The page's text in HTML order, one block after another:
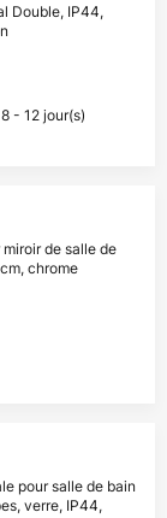
Double, IP44,
- 12 jour(s)
de salle de
chrome
pour salle de bain
verre, IP44,